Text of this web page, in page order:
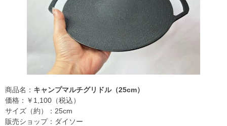
商品名： キャンプマルチグリドル（25cm）
価格：￥1,100（税込）
サイズ（約）：25cm
販売ショップ：ダイソー